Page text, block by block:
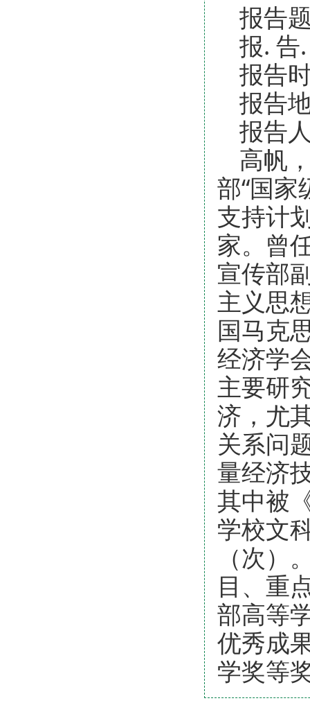
报告
报. 告
报告
报告
报告
高帆
部“国家
支持计
家。曾
宣传部
主义思
国马克
经济学
主要研
济，尤
关系问
量经济
其中被
学校文
（次
目、重
部高等
优秀成
学奖等